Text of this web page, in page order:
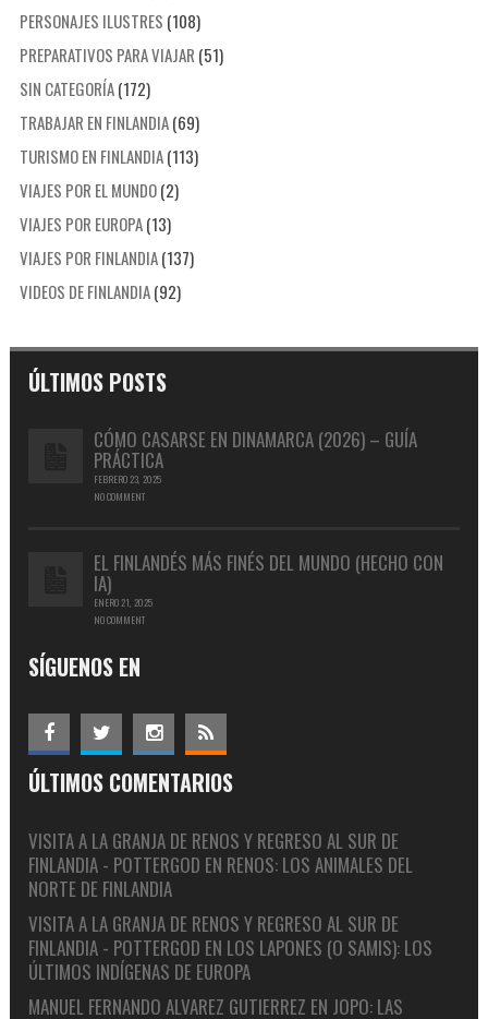
PERSONAJES ILUSTRES (108)
PREPARATIVOS PARA VIAJAR (51)
SIN CATEGORÍA(172)
TRABAJAR EN FINLANDIA(69)
TURISMO EN FINLANDIA(113)
VIAJES POR EL MUNDO(2)
VIAJES POR EUROPA(13)
VIAJES POR FINLANDIA(137)
VIDEOS DE FINLANDIA(92)
ÚLTIMOS POSTS
CÓMO CASARSE EN DINAMARCA (2026) – GUÍA
PRÁCTICA
FEBRERO 23, 2025
NO COMMENT
EL FINLANDÉS MÁS FINÉS DEL MUNDO (HECHO CON
IA)
ENERO 21, 2025
NO COMMENT
SÍGUENOS EN
ÚLTIMOS COMENTARIOS
VISITA A LA GRANJA DE RENOS Y REGRESO AL SUR DE
FINLANDIA - POTTERGOD EN RENOS: LOS ANIMALES DEL
NORTE DE FINLANDIA
VISITA A LA GRANJA DE RENOS Y REGRESO AL SUR DE
FINLANDIA - POTTERGOD EN LOS LAPONES (O SAMIS): LOS
ÚLTIMOS INDÍGENAS DE EUROPA
MANUEL FERNANDO ALVAREZ GUTIERREZ EN JOPO: LAS